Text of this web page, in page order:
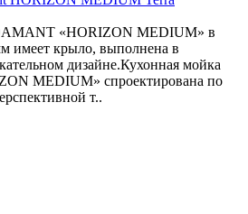
«HORIZON MEDIUM» в
имеет крыло, выполнена в
дизайне.Кухонная мойка
MEDIUM» спроектирована по
т..